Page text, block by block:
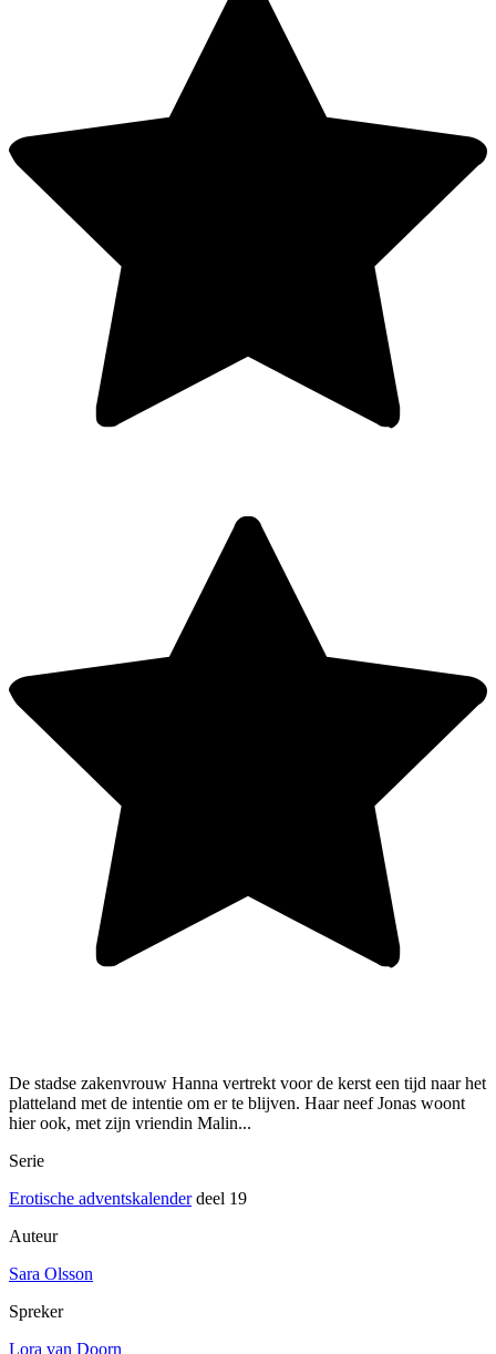
De stadse zakenvrouw Hanna vertrekt voor de kerst een tijd naar het
platteland met de intentie om er te blijven. Haar neef Jonas woont
hier ook, met zijn vriendin Malin...
Serie
Erotische adventskalenderdeel 19
Auteur
Sara Olsson
Spreker
Lora van Doorn